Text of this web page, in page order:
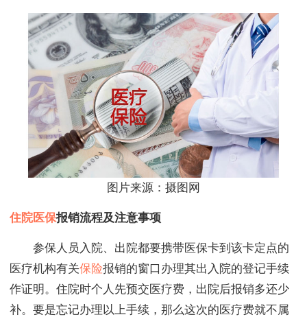
图片来源：摄图网
住院医保报销流程及注意事项
参保人员入院、出院都要携带医保卡到该卡定点的
医疗机构有关保险报销的窗口办理其出入院的登记手续
作证明。住院时个人先预交医疗费，出院后报销多还少
补。要是忘记办理以上手续，那么这次的医疗费就不属